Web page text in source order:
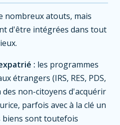
nombreux atouts, mais
d'être intégrées dans tout
: les programmes
étrangers (IRS, RES, PDS,
non-citoyens d'acquérir
parfois avec à la clé un
biens sont toutefois